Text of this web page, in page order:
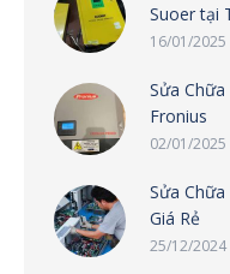
Suoer tại
16/01/2025
Sửa
Fronius
02/01/2025
Sửa
Giá Rẻ
25/12/2024